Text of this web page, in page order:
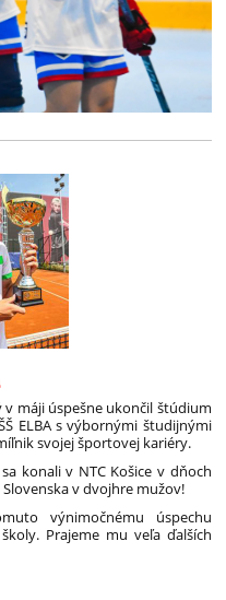
máji úspešne ukončil štúdium
ELBA s výbornými študijnými
svojej športovej kariéry.
konali v NTC Košice v dňoch
v dvojhre mužov!
výnimočnému úspechu
Prajeme mu veľa ďalších